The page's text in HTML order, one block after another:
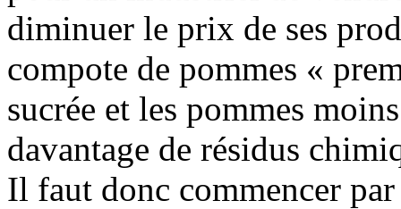
diminuer le prix de ses
compote de pommes «
sucrée et les pommes
davantage de résidus
Il faut donc commencer